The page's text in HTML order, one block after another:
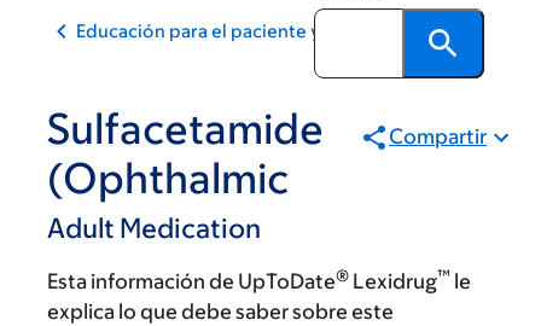
Educación para el paciente y la comunidad
Sulfacetamide
(Ophthalmic
Adult Medication
Compartir
Esta información de UpToDate® Lexidrug™ le
explica lo que debe saber sobre este